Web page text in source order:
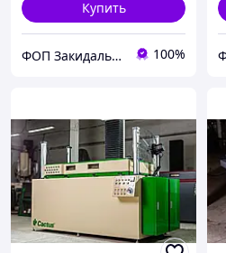
Купить
ФОП Закидальський Олександр Анатолійович 100%